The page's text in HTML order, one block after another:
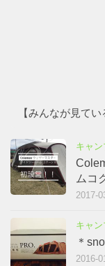
【みんなが見て
キャ
ムコ
2017-
キャ
＊
2016-